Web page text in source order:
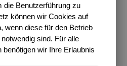
Heutzutage ist es ja gang
die Benutzerführung zu
können wir Cookies auf
wenn diese für den Betrieb
sind. Für alle
benötigen wir Ihre Erlaubnis